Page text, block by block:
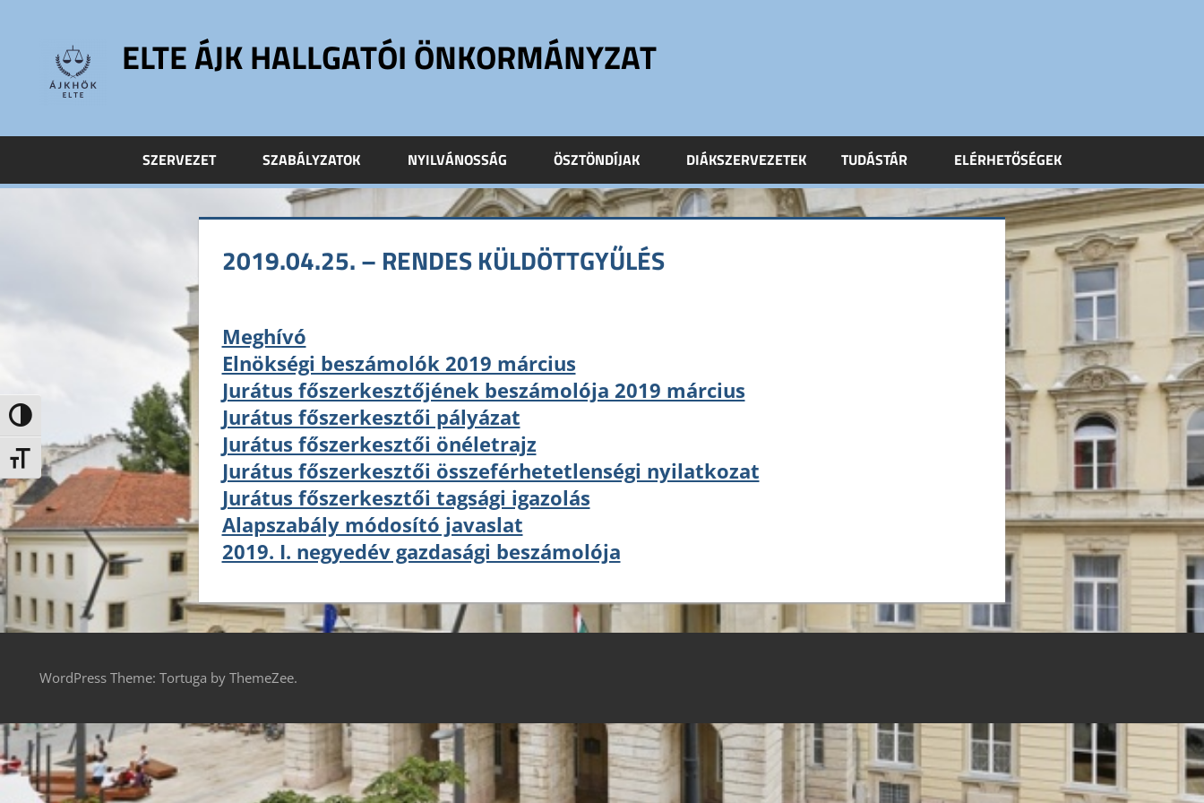
Nagy kontraszt váltása
Betűméret váltása
content
ELTE ÁJK HALLGATÓI ÖNKORMÁNYZAT
ELTE
Kar
SZERVEZET SZABÁLYZATOK NYILVÁNOSSÁG ÖSZTÖNDÍJAK DIÁKSZERVEZETEK TUDÁSTÁR ELÉRHETŐSÉGEK
2019.04.25. – RENDES KÜLDÖTTGYŰLÉS
Meghívó
Elnökségi beszámolók 2019 március
Jurátus főszerkesztőjének beszámolója 2019 március
Jurátus főszerkesztői pályázat
Jurátus főszerkesztői önéletrajz
Jurátus főszerkesztői összeférhetetlenségi nyilatkozat
Jurátus főszerkesztői tagsági igazolás
Alapszabály módosító javaslat
2019. I. negyedév gazdasági beszámolója
WordPress Theme: Tortuga by ThemeZee.